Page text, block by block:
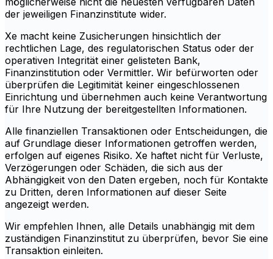
der jeweiligen Finanzinstitute wider.
Xe macht keine Zusicherungen hinsichtlich der
rechtlichen Lage, des regulatorischen Status oder der
operativen Integrität einer gelisteten Bank,
Finanzinstitution oder Vermittler. Wir befürworten oder
überprüfen die Legitimität keiner eingeschlossenen
Einrichtung und übernehmen auch keine Verantwortung
für Ihre Nutzung der bereitgestellten Informationen.
Alle finanziellen Transaktionen oder Entscheidungen, die
auf Grundlage dieser Informationen getroffen werden,
erfolgen auf eigenes Risiko. Xe haftet nicht für Verluste,
Verzögerungen oder Schäden, die sich aus der
Abhängigkeit von den Daten ergeben, noch für Kontakte
zu Dritten, deren Informationen auf dieser Seite
angezeigt werden.
Wir empfehlen Ihnen, alle Details unabhängig mit dem
zuständigen Finanzinstitut zu überprüfen, bevor Sie eine
Transaktion einleiten.